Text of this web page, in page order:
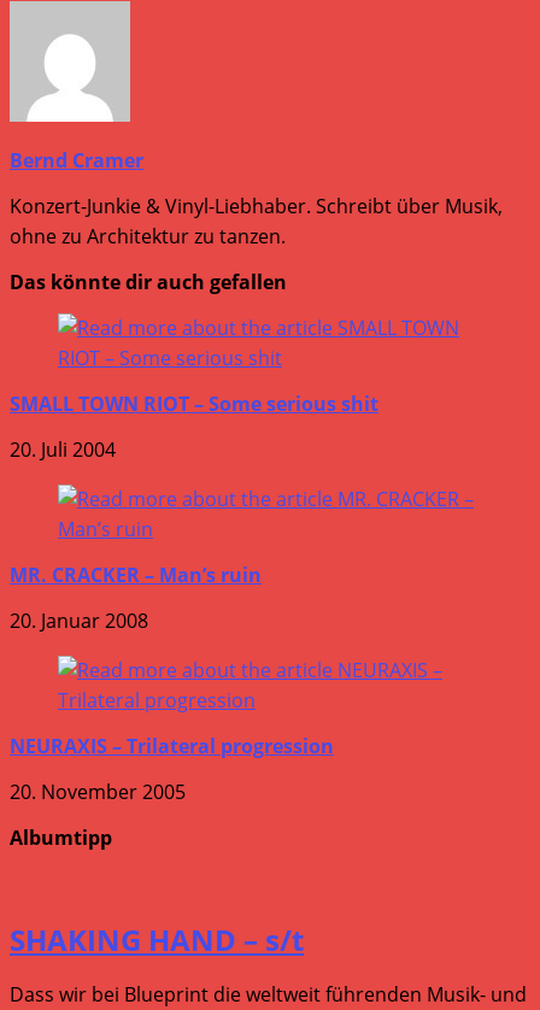
Bernd Cramer
Konzert-Junkie & Vinyl-Liebhaber. Schreibt über Musik,
ohne zu Architektur zu tanzen.
Das könnte dir auch gefallen
SMALL TOWN RIOT – Some serious shit
20. Juli 2004
MR. CRACKER – Man’s ruin
20. Januar 2008
NEURAXIS – Trilateral progression
20. November 2005
Albumtipp
SHAKING HAND – s/t
Dass wir bei Blueprint die weltweit führenden Musik- und